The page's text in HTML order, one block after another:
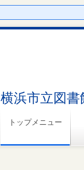
横浜市立図
トップメニュー